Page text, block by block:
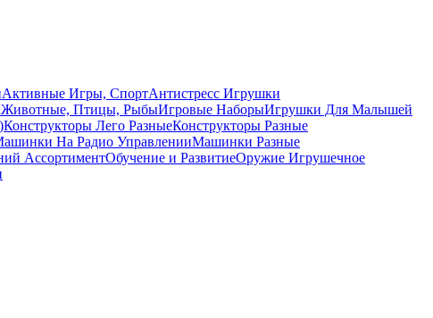
Активные Игры, СпортАнтистресс Игрушки
Животные, Птицы, РыбыИгровые НаборыИгрушки Для Малышей
Конструкторы Лего РазныеКонструкторы Разные
На Радио УправленииМашинки Разные
АссортиментОбучение и РазвитиеОружие Игрушечное